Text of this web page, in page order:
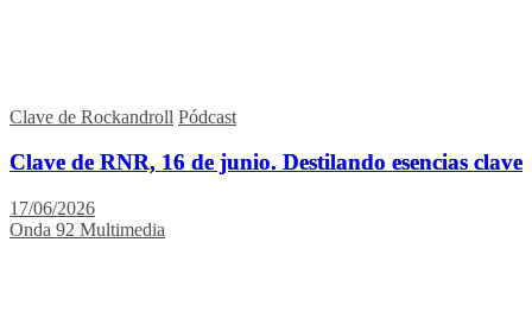
Clave de Rockandroll Pódcast
Clave de RNR, 16 de junio. Destilando esencias clave
17/06/2026
Onda 92 Multimedia